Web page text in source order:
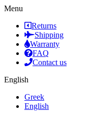
Menu
Returns
Shipping
Warranty
FAQ
Contact us
English
Greek
English